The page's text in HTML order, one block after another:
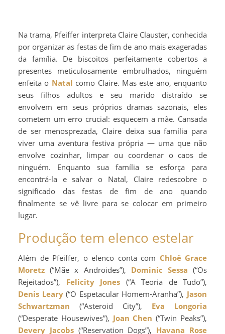
Na trama, Pfeiffer interpreta Claire Clauster, conhecida
por organizar as festas de fim de ano mais exageradas
da família. De biscoitos perfeitamente cobertos a
presentes meticulosamente embrulhados, ninguém
enfeita o Natal como Claire. Mas este ano, enquanto
seus filhos adultos e seu marido distraído se
envolvem em seus próprios dramas sazonais, eles
cometem um erro crucial: esquecem a mãe. Cansada
de ser menosprezada, Claire deixa sua família para
viver uma aventura festiva própria — uma que não
envolve cozinhar, limpar ou coordenar o caos de
ninguém. Enquanto sua família se esforça para
encontrá-la e salvar o Natal, Claire redescobre o
significado das festas de fim de ano quando
finalmente se vê livre para se colocar em primeiro
lugar.
Produção tem elenco estelar
Além de Pfeiffer, o elenco conta com Chloë Grace
Moretz (“Mãe x Androides”), Dominic Sessa (“Os
Rejeitados”), Felicity Jones (“A Teoria de Tudo”),
Denis Leary(“O Espetacular Homem-Aranha”), Jason
Schwartzman (“Asteroid City”), Eva Longoria
(“Desperate Housewives”), Joan Chen (“Twin Peaks”),
Devery Jacobs(“Reservation Dogs”), Havana Rose